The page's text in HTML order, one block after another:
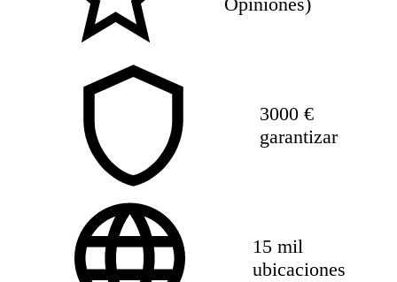
3000 €
garantizar
15 mil
ubicaciones